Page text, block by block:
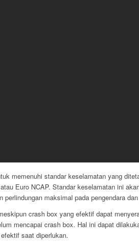
memenuhi standar keselamatan yang
Euro NCAP. Standar keselamatan ini
maksimal pada pengendara
crash box yang efektif dapat
mencapai crash box. Hal ini dapat
saat diperlukan.